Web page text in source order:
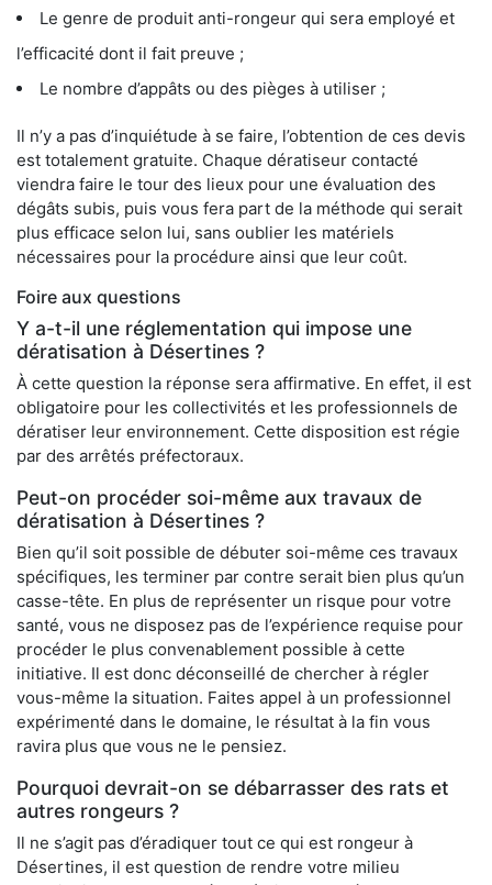
Le genre de produit anti-rongeur qui sera employé et
l’efficacité dont il fait preuve ;
Le nombre d’appâts ou des pièges à utiliser ;
Il n’y a pas d’inquiétude à se faire, l’obtention de ces devis
est totalement gratuite. Chaque dératiseur contacté
viendra faire le tour des lieux pour une évaluation des
dégâts subis, puis vous fera part de la méthode qui serait
plus efficace selon lui, sans oublier les matériels
nécessaires pour la procédure ainsi que leur coût.
Foire aux questions
Y a-t-il une réglementation qui impose une
dératisation à Désertines ?
À cette question la réponse sera affirmative. En effet, il est
obligatoire pour les collectivités et les professionnels de
dératiser leur environnement. Cette disposition est régie
par des arrêtés préfectoraux.
Peut-on procéder soi-même aux travaux de
dératisation à Désertines ?
Bien qu’il soit possible de débuter soi-même ces travaux
spécifiques, les terminer par contre serait bien plus qu’un
casse-tête. En plus de représenter un risque pour votre
santé, vous ne disposez pas de l’expérience requise pour
procéder le plus convenablement possible à cette
initiative. Il est donc déconseillé de chercher à régler
vous-même la situation. Faites appel à un professionnel
expérimenté dans le domaine, le résultat à la fin vous
ravira plus que vous ne le pensiez.
Pourquoi devrait-on se débarrasser des rats et
autres rongeurs ?
Il ne s’agit pas d’éradiquer tout ce qui est rongeur à
Désertines, il est question de rendre votre milieu